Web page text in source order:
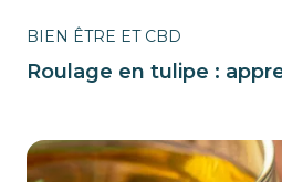
BIEN ÊTRE ET CBD
Roulage en tulipe :